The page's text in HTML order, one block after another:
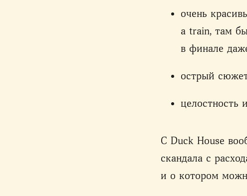
очень
a train, там
в финале
острый
целостность
С Duck House
скандала с
и о котором